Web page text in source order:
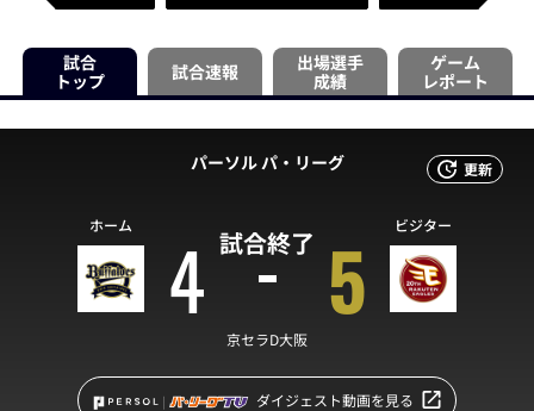
試合
トップ
試合速報
出場選手
成績
ゲーム
レポート
更新
パーソル パ・リーグ
試合終了
ホーム 4 5 ビジター
京セラD大阪
ダイジェスト動画を見る